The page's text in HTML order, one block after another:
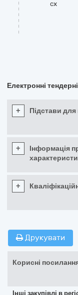
cx
Електронні
+ Підстави для
+
Інформація
+
Друкувати
Корисні
Інші закупівлі в